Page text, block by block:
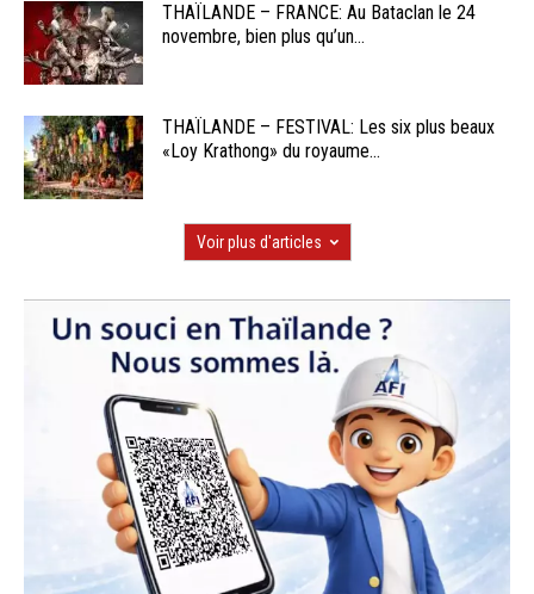
THAÏLANDE – FRANCE: Au Bataclan le 24
novembre, bien plus qu’un...
THAÏLANDE – FESTIVAL: Les six plus beaux
«Loy Krathong» du royaume...
Voir plus d'articles